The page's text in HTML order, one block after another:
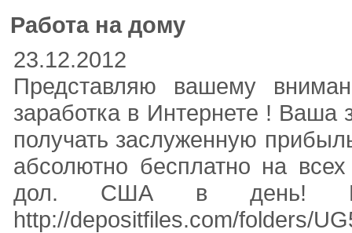
Работа на дому
23.12.2012
Представляю вашему
заработка в Интернете ! Ваша
получать заслуженную
абсолютно бесплатно на
дол. США в день!
http://depositfiles.com/folders/